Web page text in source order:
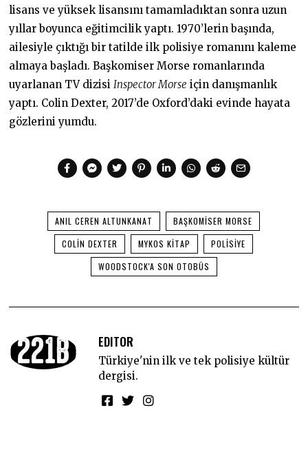
lisans ve yüksek lisansını tamamladıktan sonra uzun
yıllar boyunca eğitimcilik yaptı. 1970’lerin başında,
ailesiyle çıktığı bir tatilde ilk polisiye romanını kaleme
almaya başladı. Başkomiser Morse romanlarında
uyarlanan TV dizisi Inspector Morse için danışmanlık
yaptı. Colin Dexter, 2017’de Oxford’daki evinde hayata
gözlerini yumdu.
ANIL CEREN ALTUNKANAT
BAŞKOMISER MORSE
COLIN DEXTER
MYKOS KITAP
POLISIYE
WOODSTOCK'A SON OTOBÜS
EDITOR
Türkiye'nin ilk ve tek polisiye kültür
dergisi.